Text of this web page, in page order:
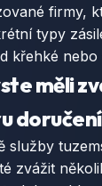
firmy,
typy
křehké
měli
služby
zvážit